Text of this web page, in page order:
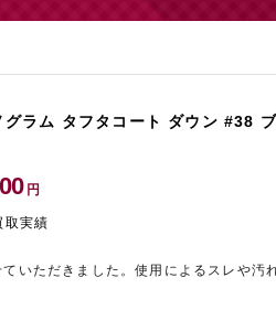
グラム タフタコート ダウン #38
円
実績
いただきました。使用によるスレや汚
あるため、できる限りの金額をご提示